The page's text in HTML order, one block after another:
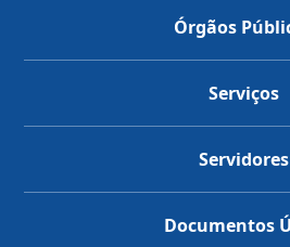
Órgãos
Serviços
Servidores
Documentos